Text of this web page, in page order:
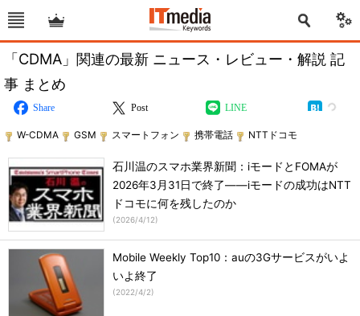
「CDMA」関連の最新 ニュース・レビュー・解説 記
事 まとめ
Share Post LINE
W-CDMA GSM スマートフォン 携帯電話 NTTドコモ
石川温のスマホ業界新聞：iモードとFOMAが
2026年3月31日で終了――iモードの成功はNTT
ドコモに何を残したのか
(2026/4/12)
Mobile Weekly Top10：auの3Gサービスがいよ
いよ終了
(2022/4/2)